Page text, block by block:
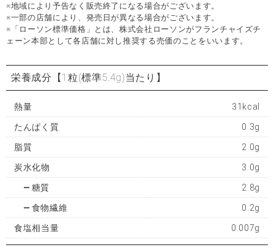
※地域により予告なく販売終了になる場合がございます。
※一部の店舗により、発売日が異なる場合がございます。
※「ローソン標準価格」とは、株式会社ローソンがフランチャイズチ
ェーン本部として各店舗に対し推奨する売価のことをいいます。
栄養成分 【1粒(標準5.4g)当たり】
熱量 31kcal
たんぱく質 0.3g
脂質 2.0g
炭水化物 3.0g
糖質 2.8g
食物繊維 0.2g
食塩相当量 0.007g